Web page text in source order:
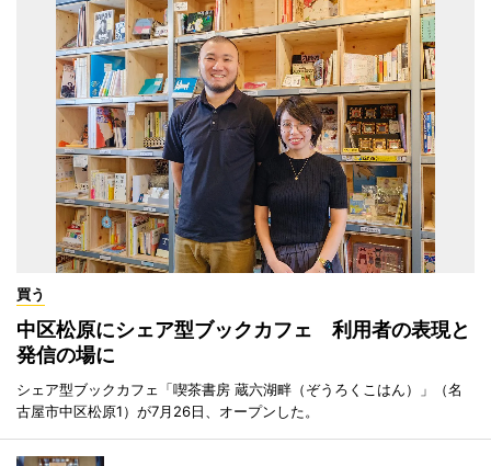
買う
中区松原にシェア型ブックカフェ 利用者の表現と
発信の場に
シェア型ブックカフェ「喫茶書房 蔵六湖畔（ぞうろくこはん）」（名
古屋市中区松原1）が7月26日、オープンした。